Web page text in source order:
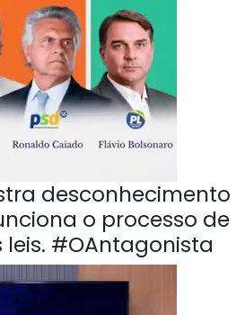
desconhecimento
o processo de
#OAntagonista